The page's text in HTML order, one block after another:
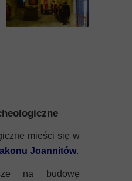
mieści się w
Joannitów.
na budowę